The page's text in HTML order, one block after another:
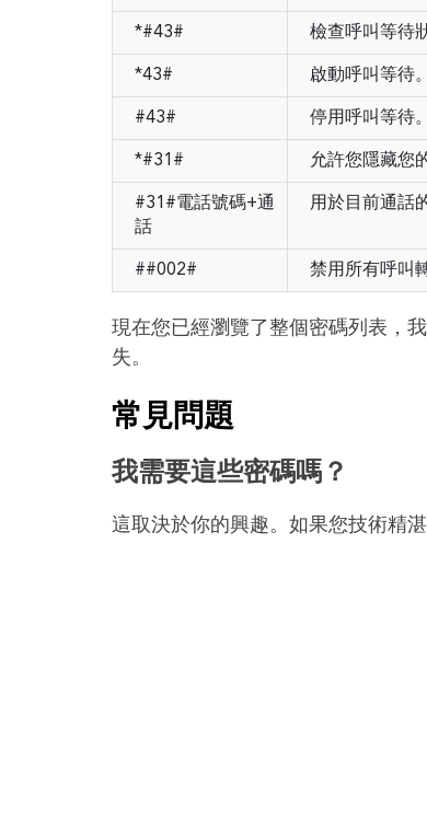
*#43# 檢查呼叫等待
*43# 啟動呼叫等待。
#43# 停用呼叫等待。
*#31# 允許您隱藏您
#31#電話號碼+通
話
用於目前通話
##002# 禁用所有呼叫
現在您已經瀏覽了整個密碼列表，
失。
常見問題
我需要這些密碼嗎？
這取決於你的興趣。如果您技術精